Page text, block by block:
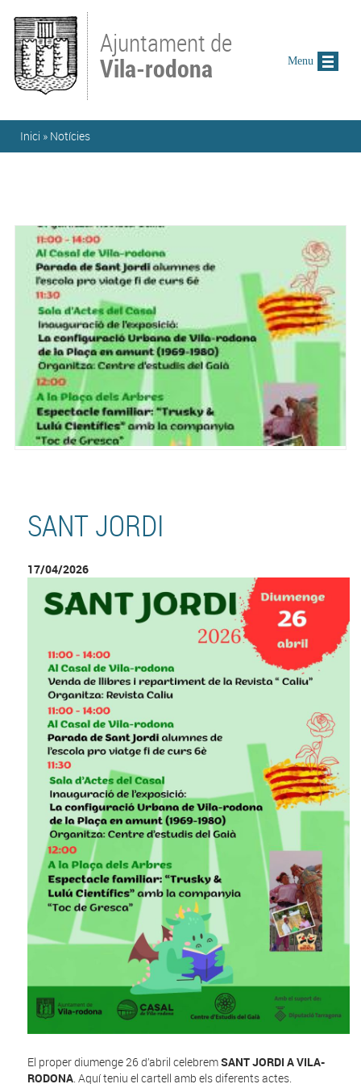
Ajuntament de
Vila-rodona
Esteu aquí
Inici » Notícies
SANT JORDI
17/04/2026
El proper diumenge 26 d’abril celebremSANT JORDI A VILA-
RODONA. Aquí teniu el cartell amb els diferents actes.
Menu